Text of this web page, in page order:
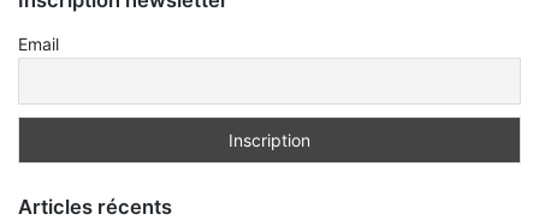
Email
Articles récents